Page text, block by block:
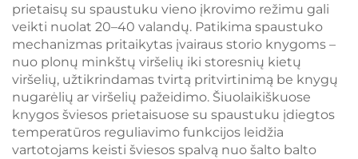
prietaisų su spaustuku vieno įkrovimo režimu gali
veikti nuolat 20–40 valandų. Patikima spaustuko
mechanizmas pritaikytas įvairaus storio knygoms –
nuo plonų minkštų viršelių iki storesnių kietų
viršelių, užtikrindamas tvirtą pritvirtinimą be knygų
nugarėlių ar viršelių pažeidimo. Šiuolaikiškuose
knygos šviesos prietaisuose su spaustuku įdiegtos
temperatūros reguliavimo funkcijos leidžia
vartotojams keisti šviesos spalvą nuo šalto balto